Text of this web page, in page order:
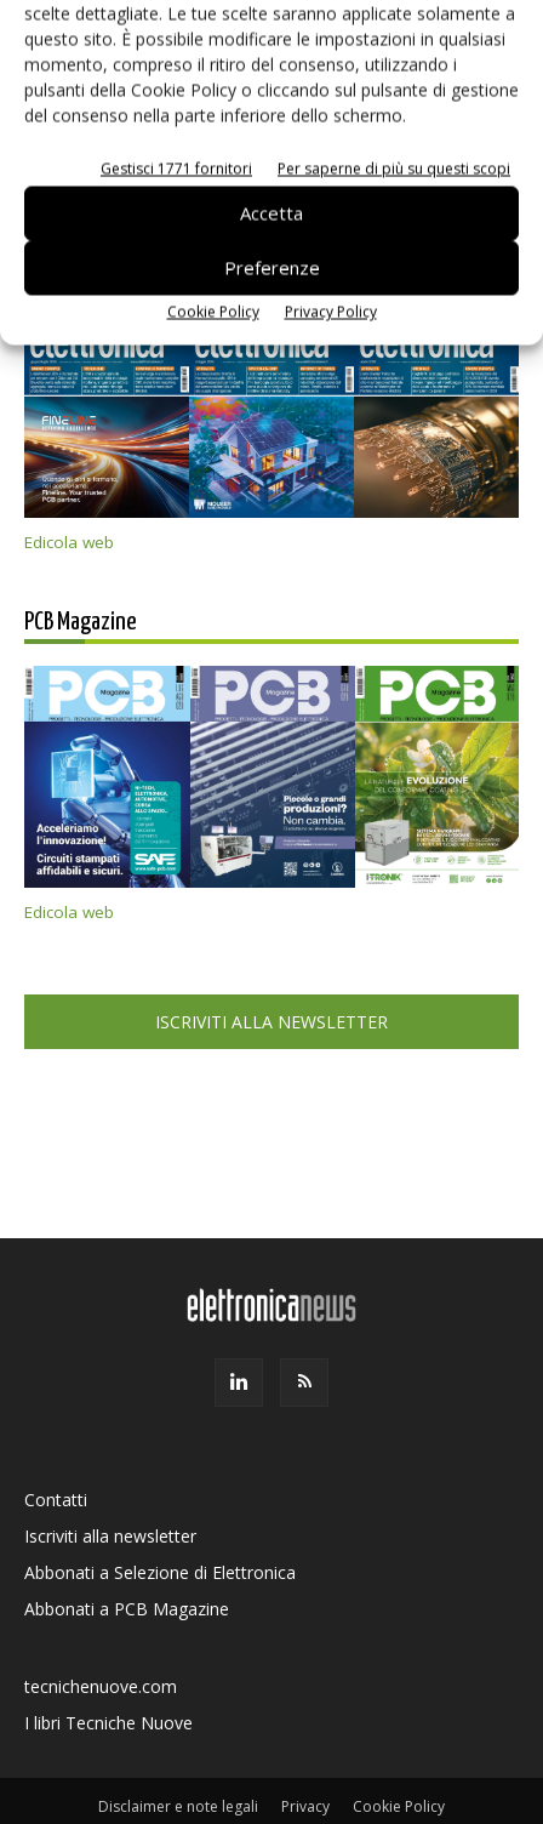
scelte dettagliate. Le tue scelte saranno applicate solamente a
questo sito. È possibile modificare le impostazioni in qualsiasi
momento, compreso il ritiro del consenso, utilizzando i
pulsanti della Cookie Policy o cliccando sul pulsante di gestione
del consenso nella parte inferiore dello schermo.
Gestisci 1771 fornitori Per saperne di più su questi scopi
Accetta
Preferenze
Cookie Policy Privacy Policy
Salva il mio nome, email e sito web in questo browser per i
prossimi commenti.
Selezione di elettronica
Edicola web
PCB Magazine
Edicola web
ISCRIVITI ALLA NEWSLETTER
Contatti
Iscriviti alla newsletter
Abbonati a Selezione di Elettronica
Abbonati a PCB Magazine
tecnichenuove.com
I libri Tecniche Nuove
Disclaimer e note legali Privacy Cookie Policy